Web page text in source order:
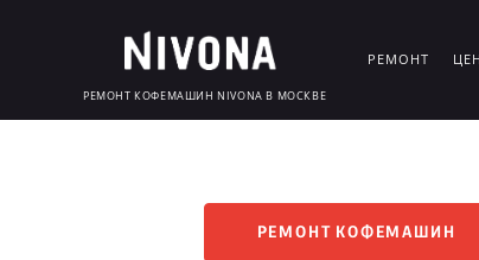
РЕМОНТ КОФЕМАШИН NIVONA В МОСКВЕ
РЕМОНТ
РЕМОНТ КОФЕМАШИН